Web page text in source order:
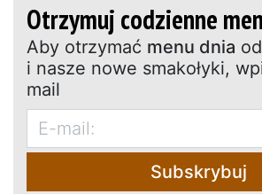
Otrzymuj codzienne
Aby otrzymać menu dnia
i nasze nowe smakołyki,
mail
Subskrybuj